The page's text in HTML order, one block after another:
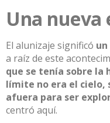
Una nueva
El alunizaje significó
a raíz de este
que se tenía sobre la
límite no era el cielo,
afuera para ser
centró aquí.